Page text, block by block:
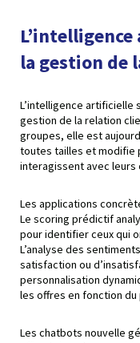
la gestion de
L’intelligence artificielle
gestion de la relation
groupes, elle est
toutes tailles et modifie
interagissent avec leurs
Les applications
Le scoring prédictif
pour identifier ceux qui
L’analyse des
satisfaction ou
personnalisation
les offres en fonction
Les chatbots nouvelle